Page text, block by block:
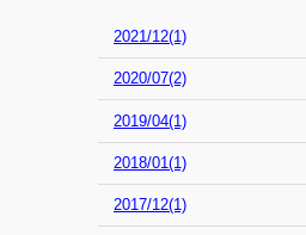
2021/12(1)
2020/07(2)
2019/04(1)
2018/01(1)
2017/12(1)